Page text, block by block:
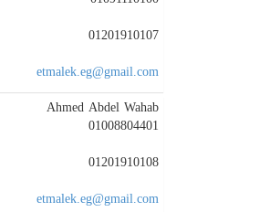
01201910107
etmalek.eg@gmail.com
Ahmed Abdel Wahab
01008804401
01201910108
etmalek.eg@gmail.com